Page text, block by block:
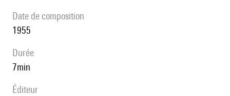
date de composition
1955
durée
7min
éditeur